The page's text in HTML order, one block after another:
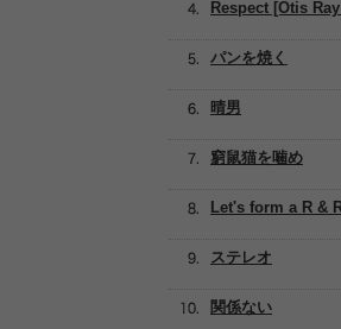
Respect [Otis
Let's form a R &
関係ない
パンを焼く
晴男
窮鼠猫を噛め
ステレオ